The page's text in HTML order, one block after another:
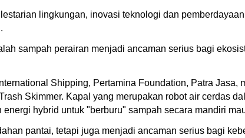
lingkungan, inovasi teknologi dan
sampah perairan menjadi ancaman serius bagi
Shipping, Pertamina Foundation, Patra Jasa,
Skimmer. Kapal yang merupakan robot air cerdas
hybrid untuk "berburu" sampah secara mandiri
pantai, tetapi juga menjadi ancaman serius bagi